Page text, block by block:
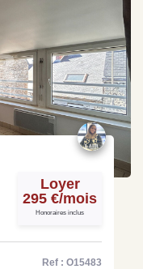
Loyer
295 €/mois
Honoraires inclus
Ref : O15483